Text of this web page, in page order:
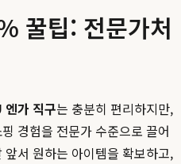
꿀팁: 전문가처
엔가 직구는 충분히 편리하지만,
경험을 전문가 수준으로 끌어
서 원하는 아이템을 확보하고,